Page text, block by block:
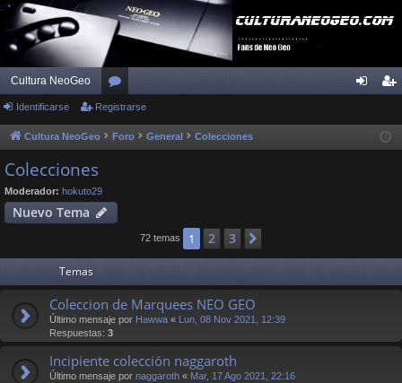
Cultura NeoGeo
or
os ist
Identificarse Registrarse
Cultura NeoGeo Foro General Colecciones
Colecciones
Moderador: hokuto29
Nuevo Tema
72 temas 1 2 3
Temas
Coleccion de Marquees NEO GEO
Último mensaje por Hawwa « Lun, 08 Nov 2021, 12:39
Respuestas: 3
Incipiente colección naggaroth
Último mensaje por naggaroth « Mar, 17 Ago 2021, 22:16